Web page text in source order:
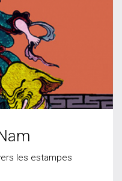
les estampes